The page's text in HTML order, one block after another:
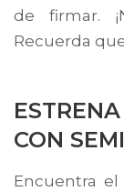
de firmar.
Recuerda
CON
Encuentra